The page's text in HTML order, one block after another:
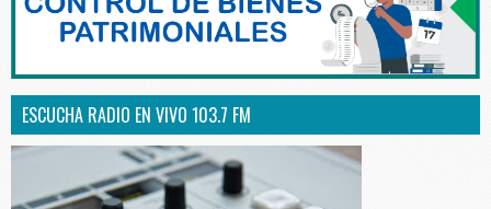
ESCUCHA RADIO EN VIVO 103.7 FM